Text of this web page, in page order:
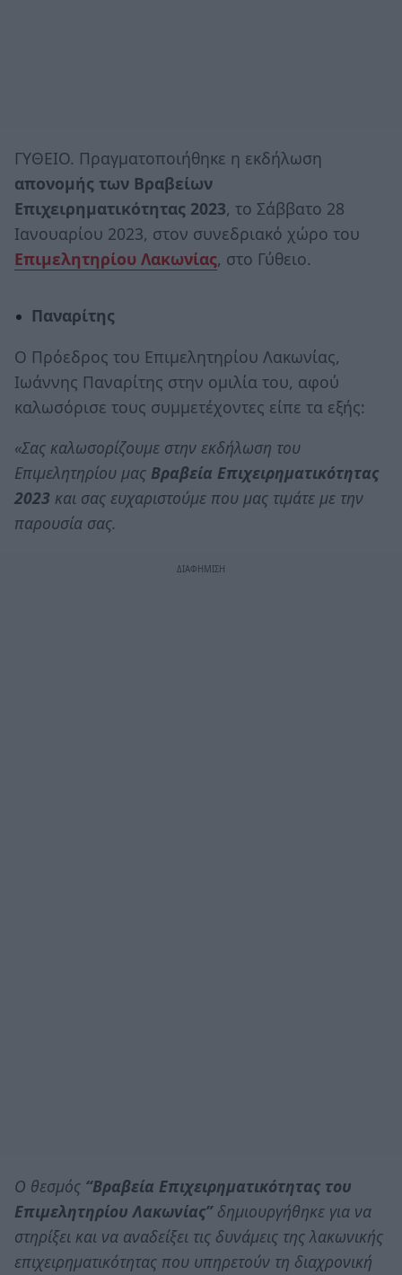
ΓΥΘΕΙΟ. Πραγματοποιήθηκε η εκδήλωση
απονομής των Βραβείων
Επιχειρηματικότητας 2023, το Σάββατο 28
Ιανουαρίου 2023, στον συνεδριακό χώρο του
Επιμελητηρίου Λακωνίας, στο Γύθειο.
Παναρίτης
Ο Πρόεδρος του Επιμελητηρίου Λακωνίας,
Ιωάννης Παναρίτης στην ομιλία του, αφού
καλωσόρισε τους συμμετέχοντες είπε τα εξής:
«Σας καλωσορίζουμε στην εκδήλωση του
Επιμελητηρίου μας Βραβεία Επιχειρηματικότητας
2023 και σας ευχαριστούμε που μας τιμάτε με την
παρουσία σας.
Ο θεσμός “Βραβεία Επιχειρηματικότητας του
Επιμελητηρίου Λακωνίας” δημιουργήθηκε για να
στηρίξει και να αναδείξει τις δυνάμεις της λακωνικής
επιχειρηματικότητας που υπηρετούν τη διαχρονική